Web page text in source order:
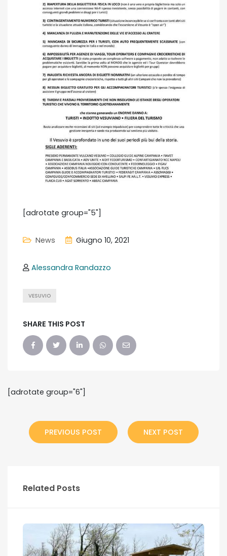
[adrotate group="5"]
News Giugno 10, 2021
Alessandra Randazzo
VESUVIO
SHARE THIS POST
[adrotate group="6"]
PREVIOUS POST NEXT POST
Related Posts